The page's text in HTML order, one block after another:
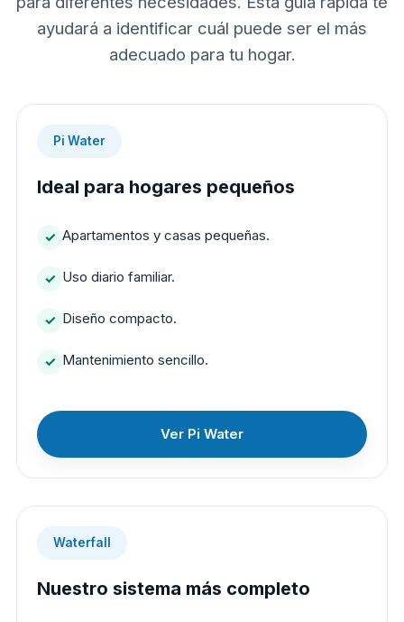
ayudará a identificar cuál puede ser el más
adecuado para tu hogar.
Pi Water
Ideal para hogares pequeños
Apartamentos y casas pequeñas.
Uso diario familiar.
Diseño compacto.
Mantenimiento sencillo.
Ver Pi Water
Waterfall
Nuestro sistema más completo